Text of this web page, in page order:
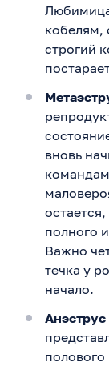
кобелям,
строгий
вновь
полного
Важно
течка у
начало.
Анэструс